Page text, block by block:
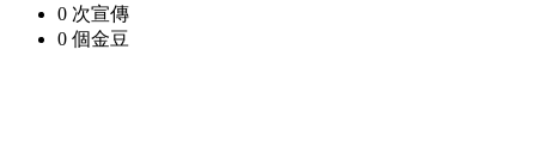
0 次宣傳
0 個金豆